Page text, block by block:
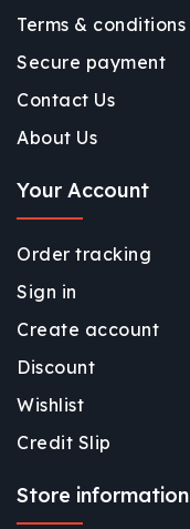
Terms & conditions
Secure payment
Contact Us
About Us
Your Account
Order tracking
Sign in
Create account
Discount
Wishlist
Credit Slip
Store information